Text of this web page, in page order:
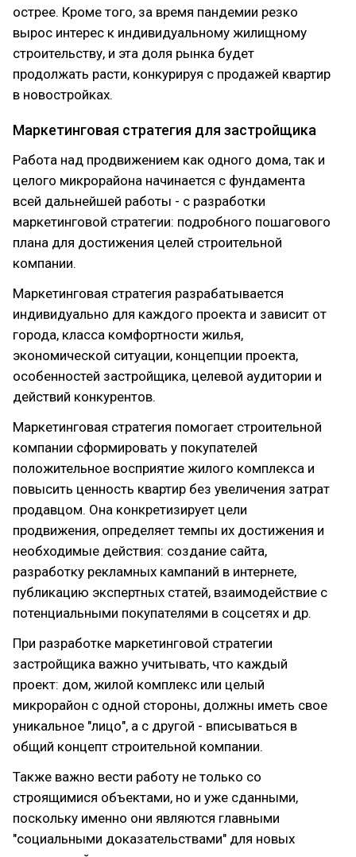
острее. Кроме того, за время пандемии резко
вырос интерес к индивидуальному жилищному
строительству, и эта доля рынка будет
продолжать расти, конкурируя с продажей квартир
в новостройках.
Маркетинговая стратегия для застройщика
Работа над продвижением как одного дома, так и
целого микрорайона начинается с фундамента
всей дальнейшей работы - с разработки
маркетинговой стратегии: подробного пошагового
плана для достижения целей строительной
компании.
Маркетинговая стратегия разрабатывается
индивидуально для каждого проекта и зависит от
города, класса комфортности жилья,
экономической ситуации, концепции проекта,
особенностей застройщика, целевой аудитории и
действий конкурентов.
Маркетинговая стратегия помогает строительной
компании сформировать у покупателей
положительное восприятие жилого комплекса и
повысить ценность квартир без увеличения затрат
продавцом. Она конкретизирует цели
продвижения, определяет темпы их достижения и
необходимые действия: создание сайта,
разработку рекламных кампаний в интернете,
публикацию экспертных статей, взаимодействие с
потенциальными покупателями в соцсетях и др.
При разработке маркетинговой стратегии
застройщика важно учитывать, что каждый
проект: дом, жилой комплекс или целый
микрорайон с одной стороны, должны иметь свое
уникальное "лицо", а с другой - вписываться в
общий концепт строительной компании.
Также важно вести работу не только со
строящимися объектами, но и уже сданными,
поскольку именно они являются главными
"социальными доказательствами" для новых